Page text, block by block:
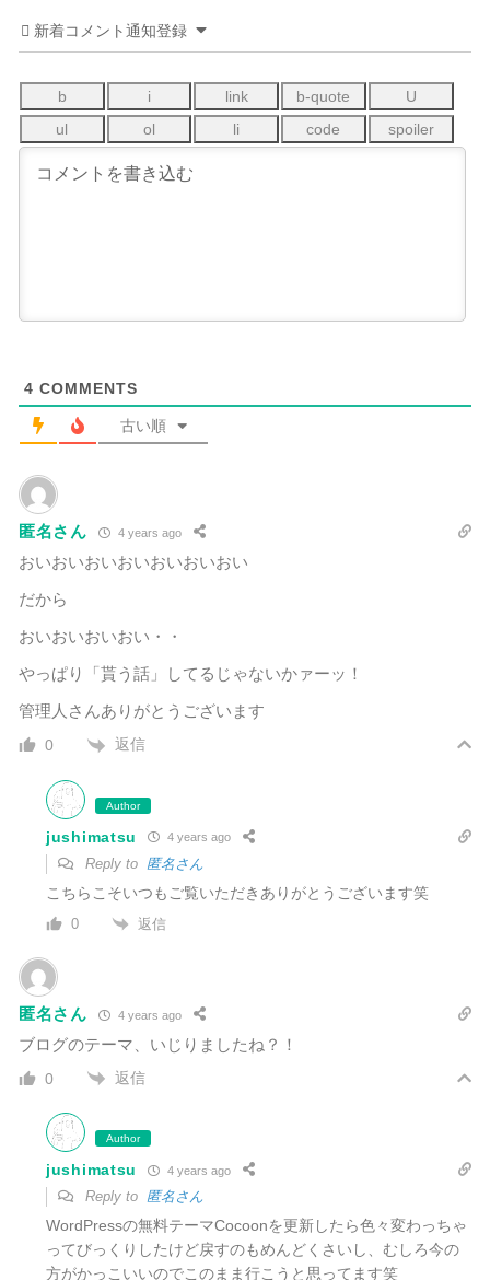
新着コメント通知登録
4 COMMENTS
古い順
匿名さん 4 years ago
おいおいおいおいおいおいおい
だから
おいおいおいおい・・
やっぱり「貰う話」してるじゃないかァーッ！
管理人さんありがとうございます
0 返信
Author
jushimatsu 4 years ago
Reply to 匿名さん
こちらこそいつもご覧いただきありがとうございます笑
0 返信
匿名さん 4 years ago
ブログのテーマ、いじりましたね？！
0 返信
Author
jushimatsu 4 years ago
Reply to 匿名さん
WordPressの無料テーマCocoonを更新したら色々変わっちゃ
ってびっくりしたけど戻すのもめんどくさいし、むしろ今の
方がかっこいいのでこのまま行こうと思ってます笑